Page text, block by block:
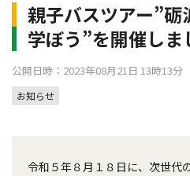
親子バスツアー”砺
学ぼう”を開催しま
公開日時：2023年08月21日 13時13分
お知らせ
令和５年８月１８日に、次世代